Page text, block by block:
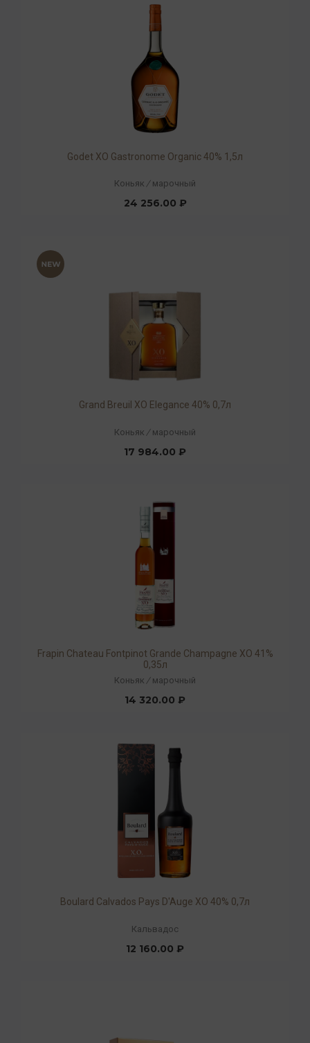
Godet ХO Gastronome Organic 40% 1,5л
Коньяк / марочный
24 256.00 ₽
Grand Breuil XO Elegance 40% 0,7л
Коньяк / марочный
17 984.00 ₽
Frapin Chateau Fontpinot Grande Champagne XO 41%
0,35л
Коньяк / марочный
14 320.00 ₽
Boulard Calvados Pays D'Auge XO 40% 0,7л
Кальвадос
12 160.00 ₽